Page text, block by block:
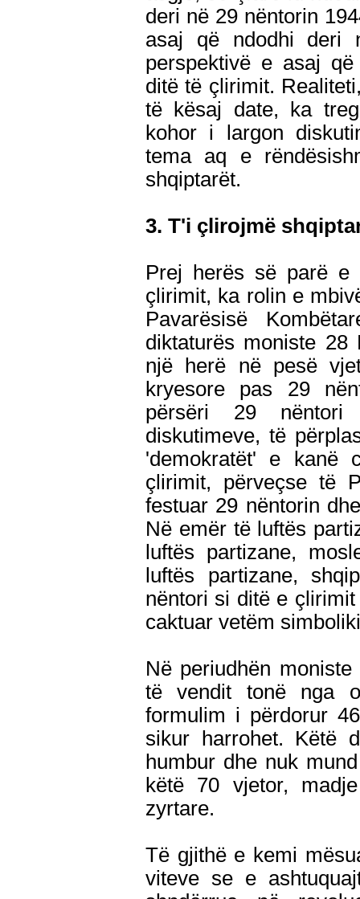
deri në 29 nëntorin
asaj që ndodhi deri
perspektivë e asaj
ditë të çlirimit.
të kësaj date, ka
kohor i largon
tema aq e
shqiptarët.
3. T'i çlirojmë
Prej herës së parë
çlirimit, ka rolin e
Pavarësisë
diktaturës moniste 28
një herë në pesë
kryesore pas 29
përsëri 29
diskutimeve, të
'demokratët' e kanë
çlirimit, përveçse të
festuar 29 nëntorin
Në emër të luftës
luftës partizane,
luftës partizane,
nëntori si ditë e
caktuar vetëm
Në periudhën
të vendit tonë nga
formulim i përdorur
sikur harrohet. Këtë
humbur dhe nuk
këtë 70 vjetor,
zyrtare.
Të gjithë e kemi
viteve se e